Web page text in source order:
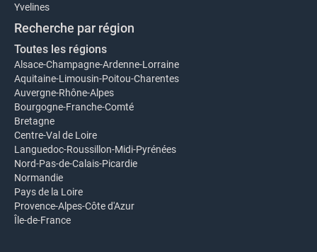
Yvelines
Recherche par région
Toutes les régions
Alsace-Champagne-Ardenne-Lorraine
Aquitaine-Limousin-Poitou-Charentes
Auvergne-Rhône-Alpes
Bourgogne-Franche-Comté
Bretagne
Centre-Val de Loire
Languedoc-Roussillon-Midi-Pyrénées
Nord-Pas-de-Calais-Picardie
Normandie
Pays de la Loire
Provence-Alpes-Côte d'Azur
Île-de-France